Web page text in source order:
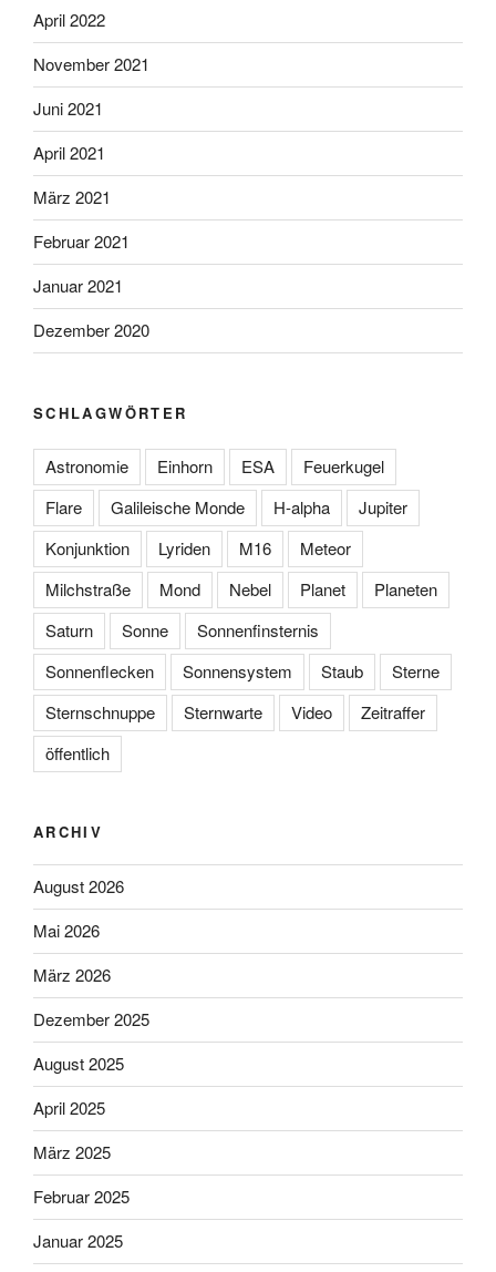
April 2022
November 2021
Juni 2021
April 2021
März 2021
Februar 2021
Januar 2021
Dezember 2020
SCHLAGWÖRTER
Astronomie Einhorn ESA
Feuerkugel
Flare
Galileische Monde H-alpha
Jupiter
Konjunktion
Lyriden M16
Meteor
Milchstraße
Mond Nebel Planet
Planeten
Saturn
Sonne
Sonnenfinsternis
Sonnenflecken
Sonnensystem Staub
Sterne
Sternschnuppe
Sternwarte Video
Zeitraffer
öffentlich
ARCHIV
August 2026
Mai 2026
März 2026
Dezember 2025
August 2025
April 2025
März 2025
Februar 2025
Januar 2025